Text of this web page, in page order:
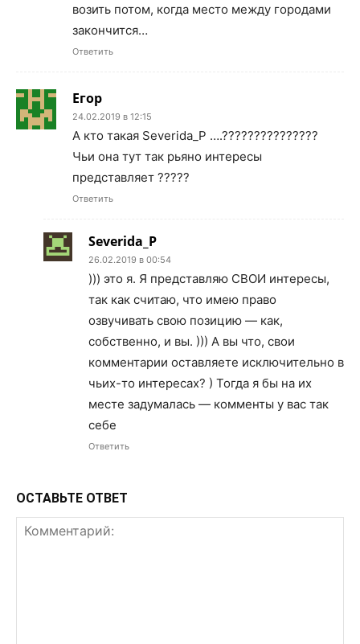
возить потом, когда место между городами
закончится…
Ответить
Егор
24.02.2019 в 12:15
А кто такая Severida_P ….???????????????
Чьи она тут так рьяно интересы
представляет ?????
Ответить
Severida_P
26.02.2019 в 00:54
))) это я. Я представляю СВОИ интересы,
так как считаю, что имею право
озвучивать свою позицию — как,
собственно, и вы. ))) А вы что, свои
комментарии оставляете исключительно в
чьих-то интересах? ) Тогда я бы на их
месте задумалась — комменты у вас так
себе
Ответить
ОСТАВЬТЕ ОТВЕТ